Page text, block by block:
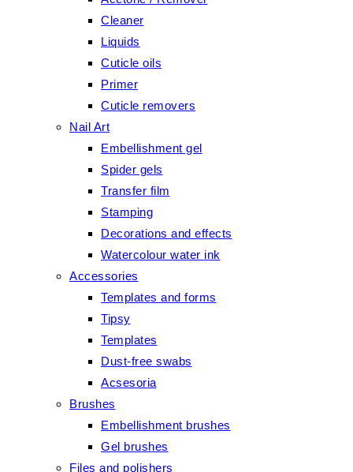
Cleaner
Liquids
Cuticle oils
Primer
Cuticle removers
Nail Art
Embellishment gel
Spider gels
Transfer film
Stamping
Decorations and effects
Watercolour water ink
Accessories
Templates and forms
Tipsy
Templates
Dust-free swabs
Acsesoria
Brushes
Embellishment brushes
Gel brushes
Files and polishers